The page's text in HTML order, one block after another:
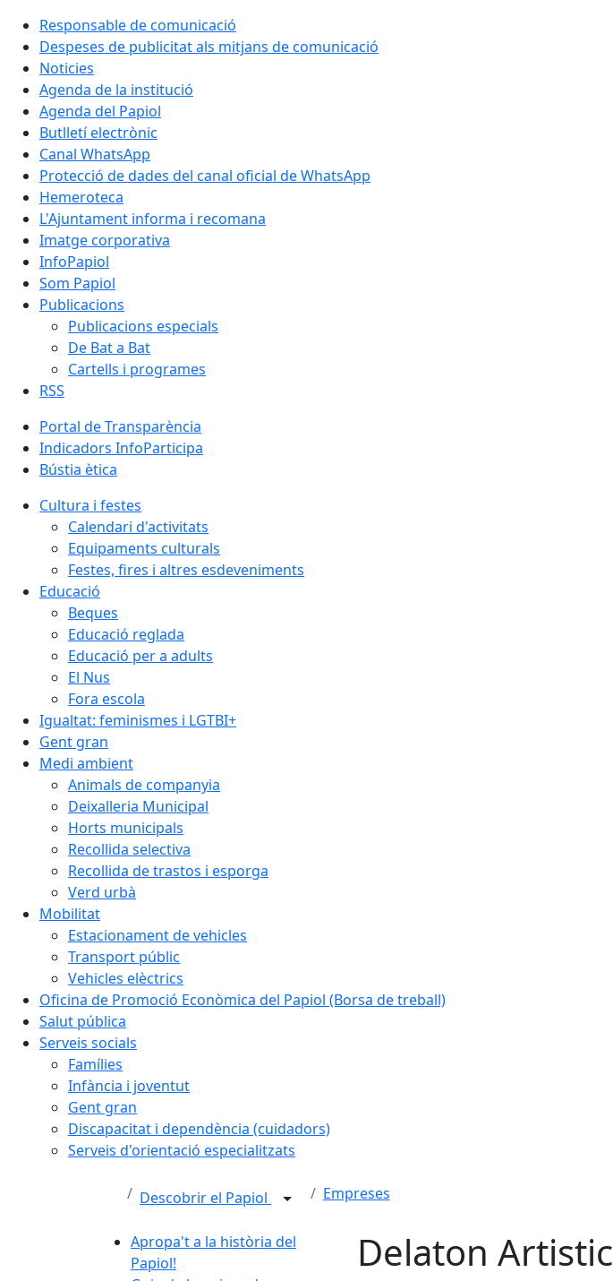
Responsable de comunicació
Despeses de publicitat als mitjans de comunicació
Noticies
Agenda de la institució
Agenda del Papiol
Butlletí electrònic
Canal WhatsApp
Protecció de dades del canal oficial de WhatsApp
Hemeroteca
L'Ajuntament informa i recomana
Imatge corporativa
InfoPapiol
Som Papiol
Publicacions
Publicacions especials
De Bat a Bat
Cartells i programes
RSS
Portal de Transparència
Indicadors InfoParticipa
Bústia ètica
Cultura i festes
Calendari d'activitats
Equipaments culturals
Festes, fires i altres esdeveniments
Educació
Beques
Educació reglada
Educació per a adults
El Nus
Fora escola
Igualtat: feminismes i LGTBI+
Gent gran
Medi ambient
Animals de companyia
Deixalleria Municipal
Horts municipals
Recollida selectiva
Recollida de trastos i esporga
Verd urbà
Mobilitat
Estacionament de vehicles
Transport públic
Vehicles elèctrics
Oficina de Promoció Econòmica del Papiol (Borsa de treball)
Salut pública
Serveis socials
Famílies
Infància i joventut
Gent gran
Discapacitat i dependència (cuidadors)
Serveis d'orientació especialitzats
Descobrir el Papiol Empreses
Apropa't a la història del
Papiol!
Delaton Artistic